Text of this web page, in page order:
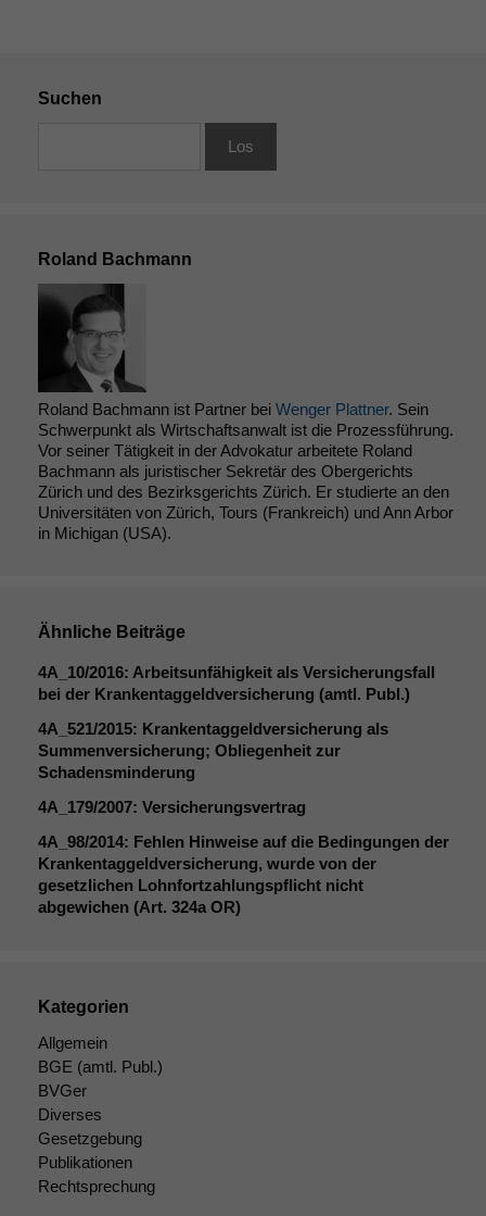
Suchen
Roland Bachmann
Roland Bachmann ist Partner bei Wenger Plattner. Sein
Schwerpunkt als Wirtschaftsanwalt ist die Prozessführung.
Vor seiner Tätigkeit in der Advokatur arbeitete Roland
Bachmann als juristischer Sekretär des Obergerichts
Zürich und des Bezirksgerichts Zürich. Er studierte an den
Universitäten von Zürich, Tours (Frankreich) und Ann Arbor
in Michigan (USA).
Ähnliche Beiträge
4A_10/2016: Arbeitsunfähigkeit als Versicherungsfall
bei der Krankentaggeldversicherung (amtl. Publ.)
4A_521/2015: Krankentaggeldversicherung als
Summenversicherung; Obliegenheit zur
Schadensminderung
4A_179/2007: Versicherungsvertrag
4A_98/2014: Fehlen Hinweise auf die Bedingungen der
Krankentaggeldversicherung, wurde von der
gesetzlichen Lohnfortzahlungspflicht nicht
abgewichen (Art. 324a OR)
Kategorien
Allgemein
BGE (amtl. Publ.)
BVGer
Diverses
Gesetzgebung
Publikationen
Rechtsprechung